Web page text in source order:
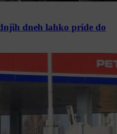
dneh lahko pride do